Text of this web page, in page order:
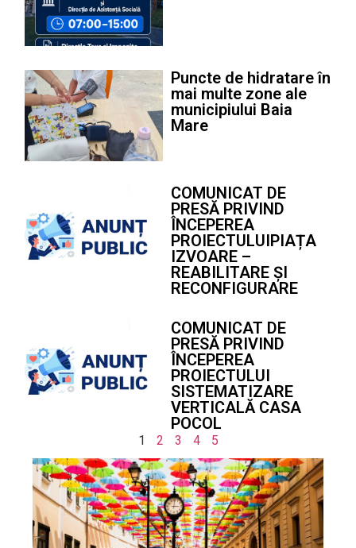
Puncte de hidratare în
mai multe zone ale
municipiului Baia
Mare
COMUNICAT DE
PRESĂ PRIVIND
ÎNCEPEREA
PROIECTULUIPIAȚA
IZVOARE –
REABILITARE ȘI
RECONFIGURARE
COMUNICAT DE
PRESĂ PRIVIND
ÎNCEPEREA
PROIECTULUI
SISTEMATIZARE
VERTICALĂ CASA
POCOL
1 2 3 4 5